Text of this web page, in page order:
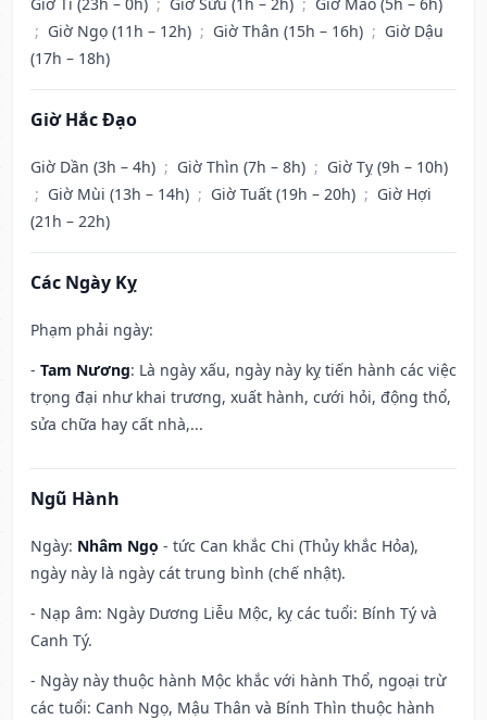
; Giờ Ngọ (11h – 12h) ; Giờ Thân (15h – 16h) ; Giờ Dậu
(17h – 18h)
Giờ Hắc Đạo
Giờ Dần (3h – 4h) ; Giờ Thìn (7h – 8h) ; Giờ Tỵ (9h – 10h)
; Giờ Mùi (13h – 14h) ; Giờ Tuất (19h – 20h) ; Giờ Hợi
(21h – 22h)
Các Ngày Kỵ
Phạm phải ngày:
- Tam Nương: Là ngày xấu, ngày này kỵ tiến hành các việc
trọng đại như khai trương, xuất hành, cưới hỏi, động thổ,
sửa chữa hay cất nhà,...
Ngũ Hành
Ngày: Nhâm Ngọ - tức Can khắc Chi (Thủy khắc Hỏa),
ngày này là ngày cát trung bình (chế nhật).
- Nạp âm: Ngày Dương Liễu Mộc, kỵ các tuổi: Bính Tý và
Canh Tý.
- Ngày này thuộc hành Mộc khắc với hành Thổ, ngoại trừ
các tuổi: Canh Ngọ, Mậu Thân và Bính Thìn thuộc hành